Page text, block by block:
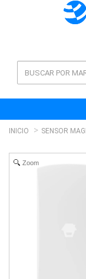
INICIO SENSOR
Zoom